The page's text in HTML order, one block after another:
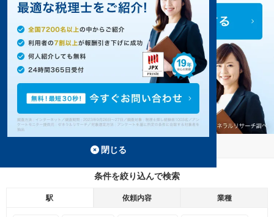
多賀城の事務所が10件見つかりました。
条件を絞り込んで検索
駅 依頼内容 業種
閉じる